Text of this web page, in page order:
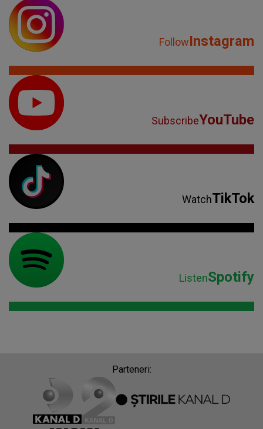
FollowInstagram
SubscribeYouTube
WatchTikTok
ListenSpotify
Parteneri: